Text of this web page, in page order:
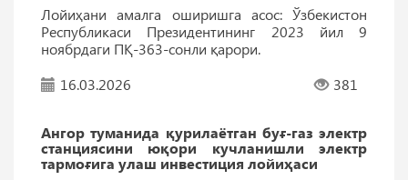
Лойиҳани амалга оширишга асос: Ўзбекистон
Республикаси Президентининг 2023 йил 9
ноябрдаги ПҚ-363-сонли қарори.
16.03.2026
381
Ангор туманида қурилаётган буғ-газ электр
станциясини юқори кучланишли электр
тармоғига улаш инвестиция лойиҳаси